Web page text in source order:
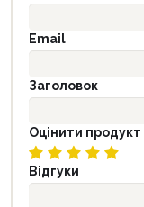
Email
Заголовок
Оцінити продукт
Відгуки